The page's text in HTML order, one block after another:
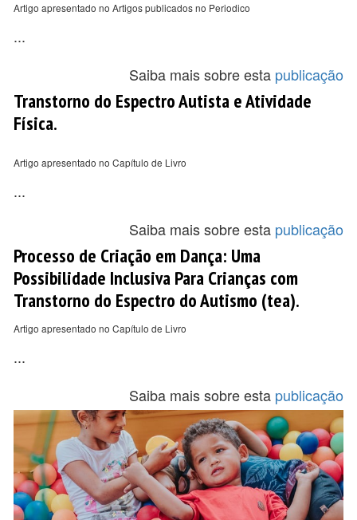
Artigo apresentado no Artigos publicados no Periodico
...
Saiba mais sobre esta publicação
Transtorno do Espectro Autista e Atividade
Física.
Artigo apresentado no Capítulo de Livro
...
Saiba mais sobre esta publicação
Processo de Criação em Dança: Uma
Possibilidade Inclusiva Para Crianças com
Transtorno do Espectro do Autismo (tea).
Artigo apresentado no Capítulo de Livro
...
Saiba mais sobre esta publicação